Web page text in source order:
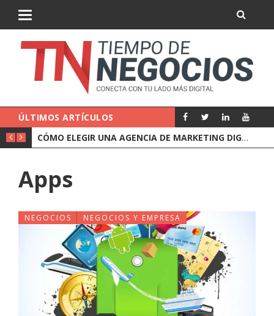
ÚLTIMOS ARTÍCULOS
CÓMO ELEGIR UNA AGENCIA DE MARKETING DIGITAL (Y QUÉ PREGUNTARLE ANTES DE FIRMAR)
Apps
NEGOCIOS NEGOCIOS Y EMPRESA